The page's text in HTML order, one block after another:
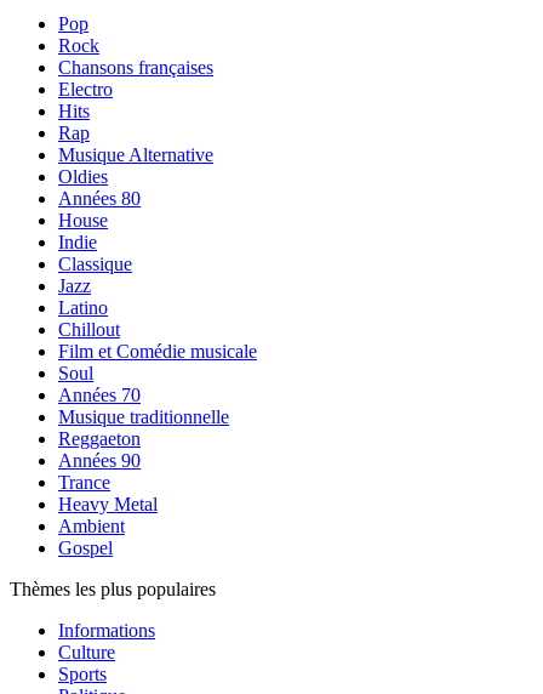
Pop
Rock
Chansons françaises
Electro
Hits
Rap
Musique Alternative
Oldies
Années 80
House
Indie
Classique
Jazz
Latino
Chillout
Film et Comédie musicale
Soul
Années 70
Musique traditionnelle
Reggaeton
Années 90
Trance
Heavy Metal
Ambient
Gospel
Thèmes les plus populaires
Informations
Culture
Sports